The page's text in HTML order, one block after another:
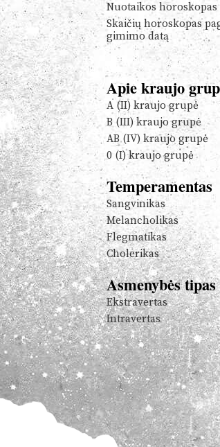
Nuotaikos horoskopas
Skaičių horoskopas
gimimo datą
Apie kraujo
A (II) kraujo grupė
B (III) kraujo grupė
AB (IV) kraujo grupė
0 (I) kraujo grupė
Temperamentas
Sangvinikas
Melancholikas
Flegmatikas
Cholerikas
Asmenybės tipas
Ekstravertas
Intravertas